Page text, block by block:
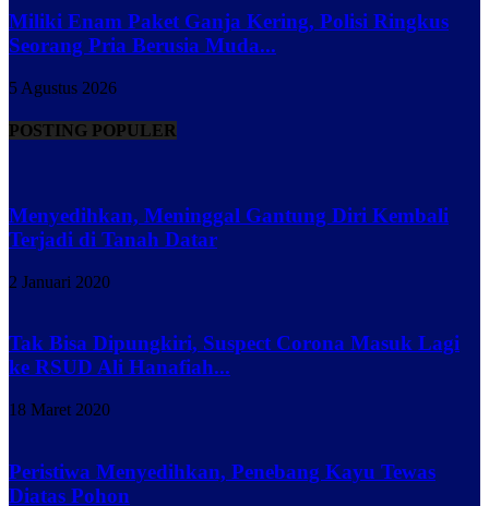
Miliki Enam Paket Ganja Kering, Polisi Ringkus
Seorang Pria Berusia Muda...
5 Agustus 2026
POSTING POPULER
Menyedihkan, Meninggal Gantung Diri Kembali
Terjadi di Tanah Datar
2 Januari 2020
Tak Bisa Dipungkiri, Suspect Corona Masuk Lagi
ke RSUD Ali Hanafiah...
18 Maret 2020
Peristiwa Menyedihkan, Penebang Kayu Tewas
Diatas Pohon